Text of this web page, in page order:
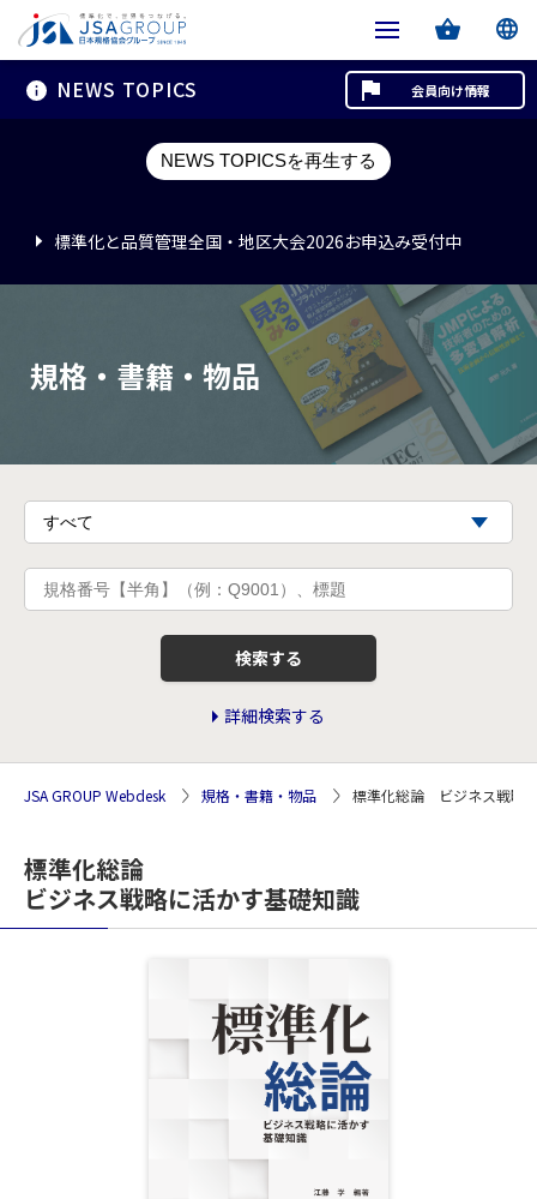
NEWS TOPICS
NEWS TOPICSを再生する
標準化と品質管理全国・地区大会2026お申込み受付中
標準化と品質管理全国・地区大会2026お申込み受付中
標準化と品質管理全国・地区大会2026お申込み受付中
会員向け情報
規格・書籍・物品
検索する
詳細検索する
JSA GROUP Webdesk 規格・書籍・物品 標準化総論 ビジネス戦略
標準化総論
ビジネス戦略に活かす基礎知識